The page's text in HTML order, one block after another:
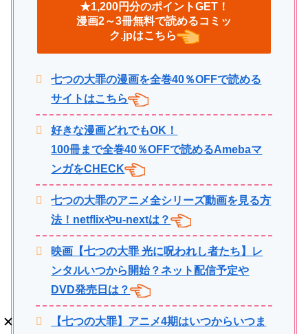
★1,200円分のポイントGET！
漫画2～3冊無料で読めるコミッ
ク.jpはこちら
七つの大罪の漫画を全巻40％OFFで読める
サイトはこちら
好きな漫画どれでもOK！
100冊まで全巻40％OFFで読めるAmebaマ
ンガをCHECK
七つの大罪のアニメ全シリーズ動画を見る方
法！netflixやu-nextは？
映画【七つの大罪 光に呪われし者たち】レ
ンタルいつから開始？ネット配信予定や
DVD発売日は？
【七つの大罪】アニメ4期はいつからいつま